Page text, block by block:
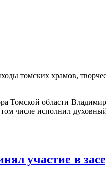
томских храмов,
Томской области
числе исполнил
участие в